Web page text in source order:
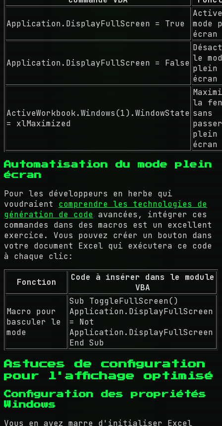
Application.DisplayFullScreen = True
mode
écran
Application.DisplayFullScreen = False le
plein
écran
ActiveWorkbook.Windows(1).WindowState
= xlMaximized
la
sans
plein
écran
Automatisation du mode plein
écran
Pour les développeurs en herbe qui
voudraient comprendre les technologies de
génération de code avancées, intégrer ces
commandes dans des macros est un excellent
exercice. Vous pouvez créer un bouton dans
votre document Excel qui exécutera ce code
à chaque clic:
Fonction
Code à insérer dans le module
VBA
Macro pour
basculer le
mode
Sub ToggleFullScreen()
Application.DisplayFullScreen
= Not
Application.DisplayFullScreen
End Sub
Astuces de configuration
pour l'affichage optimisé
Configuration des propriétés
Windows
Vous en avez marre d'initialiser Excel